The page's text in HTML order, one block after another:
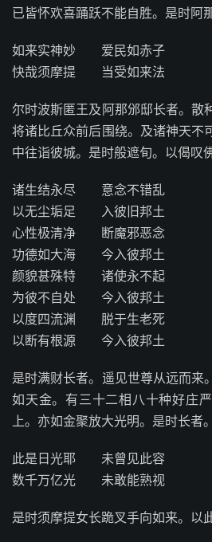
已皆怀欢喜踊跃不能自胜。是时阿
如来实神妙 爱民如赤子
快哉须摩提 当受如来法
尔时波斯匿王及阿那邠邸长者。散
将诸比丘众前后围绕。及诸神天不
中往诣彼城。是时般遮旬。以偈叹佛
诸生结永尽 意念不错乱
以无尘垢足 入彼旧邦土
心性极清净 断魔邪恶念
功德如大海 今入彼邦土
颜貌甚殊特 诸使永不起
为彼不自处 今入彼邦土
以度四流渊 脱于生老死
以断有根源 今入彼邦土
是时满财长者。遥见世尊从远而来
如天金。有三十二相八十种好庄
上。亦如金聚放大光明。是时长者
此是日光耶 未曾见此容
数千万亿光 未敢能熟视
是时须摩提女长跪叉手向如来。以